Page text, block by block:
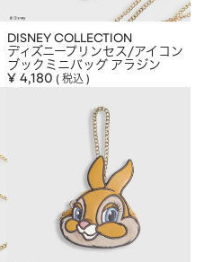
DISNEY COLLECTION
ディズニープリンセス/アイコン
ブックミニバッグ アラジン
¥ 4,180 税込